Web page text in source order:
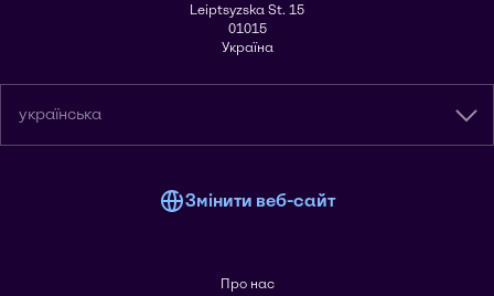
Leiptsyzska St. 15
01015
Україна
українська
Змінити веб-сайт
Про нас